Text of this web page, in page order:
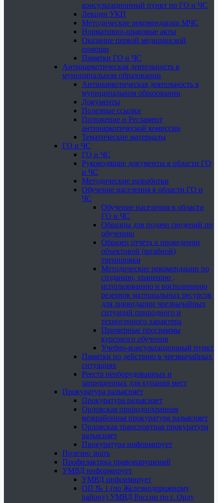
консультационный пункт по ГО и ЧС
Лекции УКП
Методические рекомендации МЧС
Нормативно-правовые акты
Оказание первой медицинской
помощи
Памятки ГО и ЧС
Антинаркотическая деятельность в
муниципальном образовании
Антинаркотическая деятельность в
муниципальном образовании
Документы
Полезные ссылки
Положение и Регламент
антинаркотической комиссии
Тематические материалы
ГО и ЧС
ГО и ЧС
Руководящие документы в области ГО
и ЧС
Методические разработки
Обучение населения в области ГО и
ЧС
Обучение населения в области
ГО и ЧС
Образцы для подачи сведений по
обучению
Образец отчёта о проведении
объектовой (штабной)
тренировки
Методические рекомендации по
созданию, хранению ,
использованию и восполнению
резервов материальных ресурсов
для ликвидации чрезвычайных
ситуаций природного и
техногенного характера
Примерные программы
курсового обучения
Учебно-консультационный пункт
Памятки по действию в чрезвычайных
ситуациях
Реестр необорудованных и
запрещенных для купания мест
Прокуратура разъясняет
Прокуратура разъясняет
Орловская природоохранная
межрайонная прокуратура разъясняет
Орловская транспортная прокуратура
разъясняет
Прокуратура информирует
Полезно знать
Профилактика правонарушений
УМВД информирует
УМВД информирует
ОП № 1 (по Железнодорожному
району) УМВД России по г. Орлу